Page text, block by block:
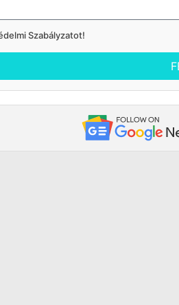
Szabályzatot!